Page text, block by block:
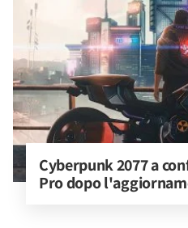
Cyberpunk 2077 a
Pro dopo